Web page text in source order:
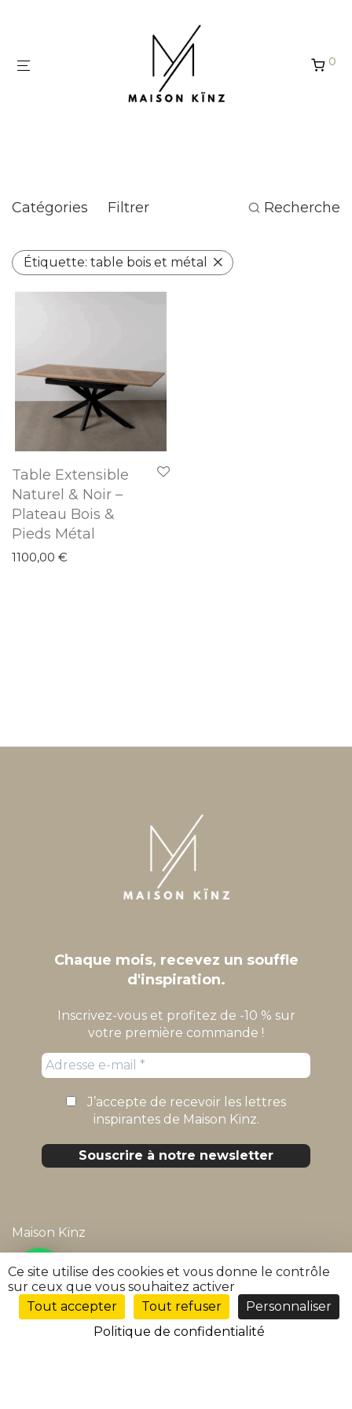
0
Catégories Filtrer Recherche
Étiquette: table bois et métal
Table Extensible
Naturel & Noir –
Plateau Bois &
Pieds Métal
1100,00 €
Chaque mois, recevez un souffle
d'inspiration.
Inscrivez-vous et profitez de -10 % sur
votre première commande !
J’accepte de recevoir les lettres
inspirantes de Maison Kïnz.
Maison Kïnz
Mentions légales
Politique de confidentialité
Conditions générales de vente
FR
Ce site utilise des cookies et vous donne le contrôle
sur ceux que vous souhaitez activer
Tout accepter
Tout refuser
Personnaliser
Politique de confidentialité